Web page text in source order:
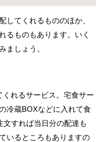
してくれるもののほか、
るものもあります。いく
ましょう。
れるサービス。宅食サー
冷蔵BOXなどに入れて食
すれば当日分の配達も
いるところもありますの